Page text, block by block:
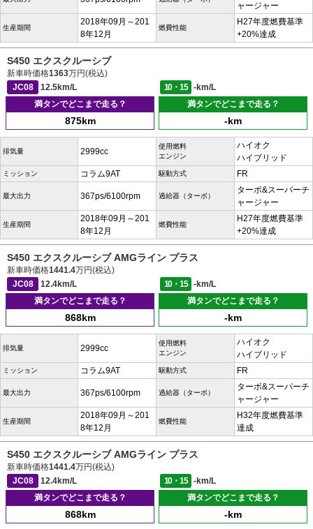
ャージャー
生産期間
2018年09月～201
8年12月
燃費性能
H27年度燃費基準
+20%達成
S450 エクスクルーシブ
新車時価格1363万円(税込)
JC08
12.5km/L 10・15
-km/L
満タンでどこまで走る？
875km
満タンでどこまで走る？
-km
排気量 2999cc
使用燃料
エンジン
ハイオク
ハイブリッド
ミッション コラム9AT 駆動方式 FR
最大出力 367ps/6100rpm 過給器（ターボ）
ターボ&スーパーチ
ャージャー
生産期間
2018年09月～201
8年12月
燃費性能
H27年度燃費基準
+20%達成
S450 エクスクルーシブ AMGライン プラス
新車時価格1441.4万円(税込)
JC08
12.4km/L 10・15
-km/L
満タンでどこまで走る？
868km
満タンでどこまで走る？
-km
排気量 2999cc
使用燃料
エンジン
ハイオク
ハイブリッド
ミッション コラム9AT 駆動方式 FR
最大出力 367ps/6100rpm 過給器（ターボ）
ターボ&スーパーチ
ャージャー
生産期間
2018年09月～201
8年12月
燃費性能
H32年度燃費基準
達成
S450 エクスクルーシブ AMGライン プラス
新車時価格1441.4万円(税込)
JC08
12.4km/L 10・15
-km/L
満タンでどこまで走る？
868km
満タンでどこまで走る？
-km